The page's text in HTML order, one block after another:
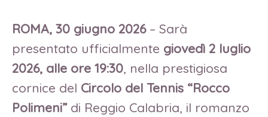
ROMA, 30 giugno 2026– Sarà
presentato ufficialmente giovedì 2 luglio
2026, alle ore 19:30, nella prestigiosa
cornice del Circolo del Tennis “Rocco
Polimeni”di Reggio Calabria, il romanzo